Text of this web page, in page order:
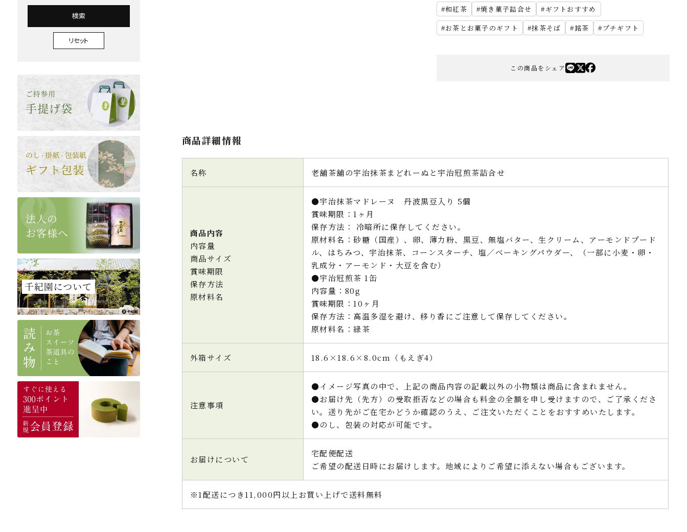
検索
リセット
和紅茶
焼き菓子詰合せ
ギフトおすすめ
お茶とお菓子のギフト
抹茶そば 銘茶 プチギフト
この商品をシェア
商品詳細情報
名称 老舗茶舗の宇治抹茶まどれーぬと宇治冠煎茶詰合せ
商品内容
内容量
商品サイズ
賞味期限
保存方法
原材料名
●宇治抹茶マドレーヌ 丹波黒豆入り 5個
賞味期限：1ヶ月
保存方法： 冷暗所に保存してください。
原材料名：砂糖（国産）、卵、薄力粉、黒豆、無塩バター、生クリーム、アーモンドプード
ル、はちみつ、宇治抹茶、コーンスターチ、塩／べーキングパウダー、（一部に小麦・卵・
乳成分・アーモンド・大豆を含む）
●宇治冠煎茶 1缶
内容量：80g
賞味期限：10ヶ月
保存方法：高温多湿を避け、移り香にご注意して保存してください。
原材料名：緑茶
外箱サイズ 18.6×18.6×8.0cm（もえぎ4）
注意事項
●イメージ写真の中で、上記の商品内容の記載以外の小物類は商品に含まれません。
●お届け先（先方）の受取拒否などの場合も料金の全額を申し受けますので、ご了承くださ
い。送り先がご在宅かどうか確認のうえ、ご注文いただくことをおすすめいたします。
●のし、包装の対応が可能です。
お届けについて
宅配便配送
ご希望の配送日時にお届けします。地域によりご希望に添えない場合もございます。
※1配送につき11,000円以上お買い上げで送料無料